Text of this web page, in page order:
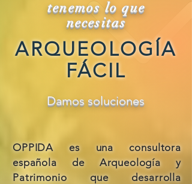
tenemos lo que
necesitas
ARQUEOLOGÍA
FÁCIL
Damos soluciones
OPPIDA es una consultora
española de Arqueología y
Patrimonio que desarrolla